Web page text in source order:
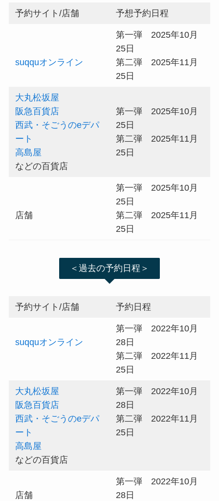
予約サイト/店舗 予想予約日程
suqquオンライン
第一弾 2025年10月
25日
第二弾 2025年11月
25日
大丸松坂屋
阪急百貨店
西武・そごうのeデパ
ート
高島屋
などの百貨店
第一弾 2025年10月
25日
第二弾 2025年11月
25日
店舗
第一弾 2025年10月
25日
第二弾 2025年11月
25日
＜過去の予約日程＞
予約サイト/店舗 予約日程
suqquオンライン
第一弾 2022年10月
28日
第二弾 2022年11月
25日
大丸松坂屋
阪急百貨店
西武・そごうのeデパ
ート
高島屋
などの百貨店
第一弾 2022年10月
28日
第二弾 2022年11月
25日
店舗
第一弾 2022年10月
28日